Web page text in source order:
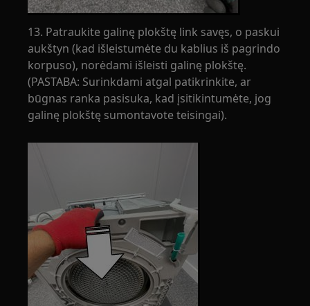
13. Patraukite galinę plokštę link savęs, o paskui
aukštyn (kad išleistumėte du kablius iš pagrindo
korpuso), norėdami išleisti galinę plokštę.
(PASTABA: Surinkdami atgal patikrinkite, ar
būgnas ranka pasisuka, kad įsitikintumėte, jog
galinę plokštę sumontavote teisingai).